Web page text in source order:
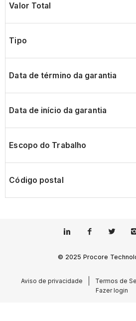
Valor Total
Tipo
Data de término da garantia
Data de início da garantia
Escopo do Trabalho
Código postal
© 2025 Procore
Aviso de privacidade Termos de
Fazer login